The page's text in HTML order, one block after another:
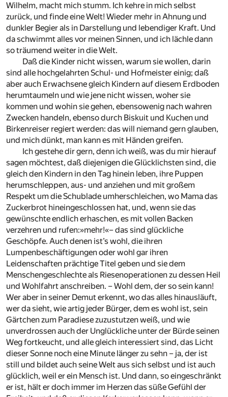
Wilhelm, macht mich stumm. Ich kehre in mich selbst
zurück, und finde eine Welt! Wieder mehr in Ahnung und
dunkler Begier als in Darstellung und lebendiger Kraft. Und
da schwimmt alles vor meinen Sinnen, und ich lächle dann
so träumend weiter in die Welt.
Daß die Kinder nicht wissen, warum sie wollen, darin
sind alle hochgelahrten Schul- und Hofmeister einig; daß
aber auch Erwachsene gleich Kindern auf diesem Erdboden
herumtaumeln und wie jene nicht wissen, woher sie
kommen und wohin sie gehen, ebensowenig nach wahren
Zwecken handeln, ebenso durch Biskuit und Kuchen und
Birkenreiser regiert werden: das will niemand gern glauben,
und mich dünkt, man kann es mit Händen greifen.
Ich gestehe dir gern, denn ich weiß, was du mir hierauf
sagen möchtest, daß diejenigen die Glücklichsten sind, die
gleich den Kindern in den Tag hinein leben, ihre Puppen
herumschleppen, aus- und anziehen und mit großem
Respekt um die Schublade umherschleichen, wo Mama das
Zuckerbrot hineingeschlossen hat, und, wenn sie das
gewünschte endlich erhaschen, es mit vollen Backen
verzehren und rufen:»mehr!«– das sind glückliche
Geschöpfe. Auch denen ist’s wohl, die ihren
Lumpenbeschäftigungen oder wohl gar ihren
Leidenschaften prächtige Titel geben und sie dem
Menschengeschlechte als Riesenoperationen zu dessen Heil
und Wohlfahrt anschreiben. – Wohl dem, der so sein kann!
Wer aber in seiner Demut erkennt, wo das alles hinausläuft,
wer da sieht, wie artig jeder Bürger, dem es wohl ist, sein
Gärtchen zum Paradiese zuzustutzen weiß, und wie
unverdrossen auch der Unglückliche unter der Bürde seinen
Weg fortkeucht, und alle gleich interessiert sind, das Licht
dieser Sonne noch eine Minute länger zu sehn – ja, der ist
still und bildet auch seine Welt aus sich selbst und ist auch
glücklich, weil er ein Mensch ist. Und dann, so eingeschränkt
er ist, hält er doch immer im Herzen das süße Gefühl der